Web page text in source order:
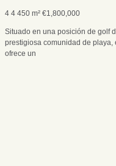
4 4 450 m² €1,800,000
Situado en una posición de golf
prestigiosa comunidad de
ofrece un